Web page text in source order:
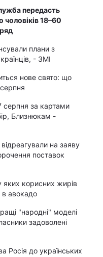
передасть
чоловіків 18–60
плани з
- ЗМІ
нове свято: що
серпня за картами
Близнюкам -
відреагували на заяву
поставок
яких корисних жирів
в авокадо
"народні" моделі
задоволені
Росія до українських